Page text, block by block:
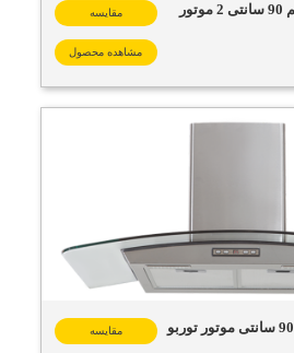
هود درسا مدل نسیم 90 سانتی 2 موتور
مقایسه
مشاهده محصول
هود درسا مدل صبا 90 سانتی موتور توربو
مقایسه